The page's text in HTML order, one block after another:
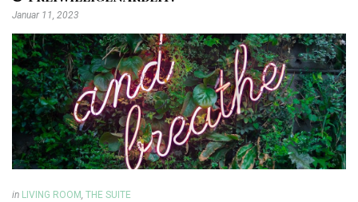
Januar 11, 2023
in LIVING ROOM, THE SUITE